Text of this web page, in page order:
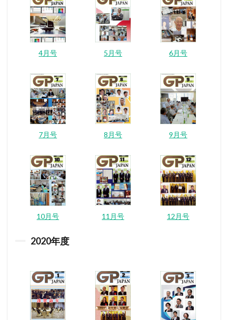
4月号 5月号 6月号
7月号 8月号 9月号
10月号 11月号 12月号
2020年度